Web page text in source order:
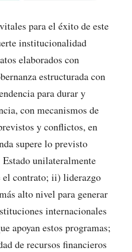
para el éxito de este
institucionalidad
elaborados con
estructurada con
para durar y
con mecanismos de
y conflictos, en
supere lo previsto
unilateralmente
el contrato; ii) liderazgo
alto nivel para generar
internacionales
apoyan estos programas;
de recursos financieros